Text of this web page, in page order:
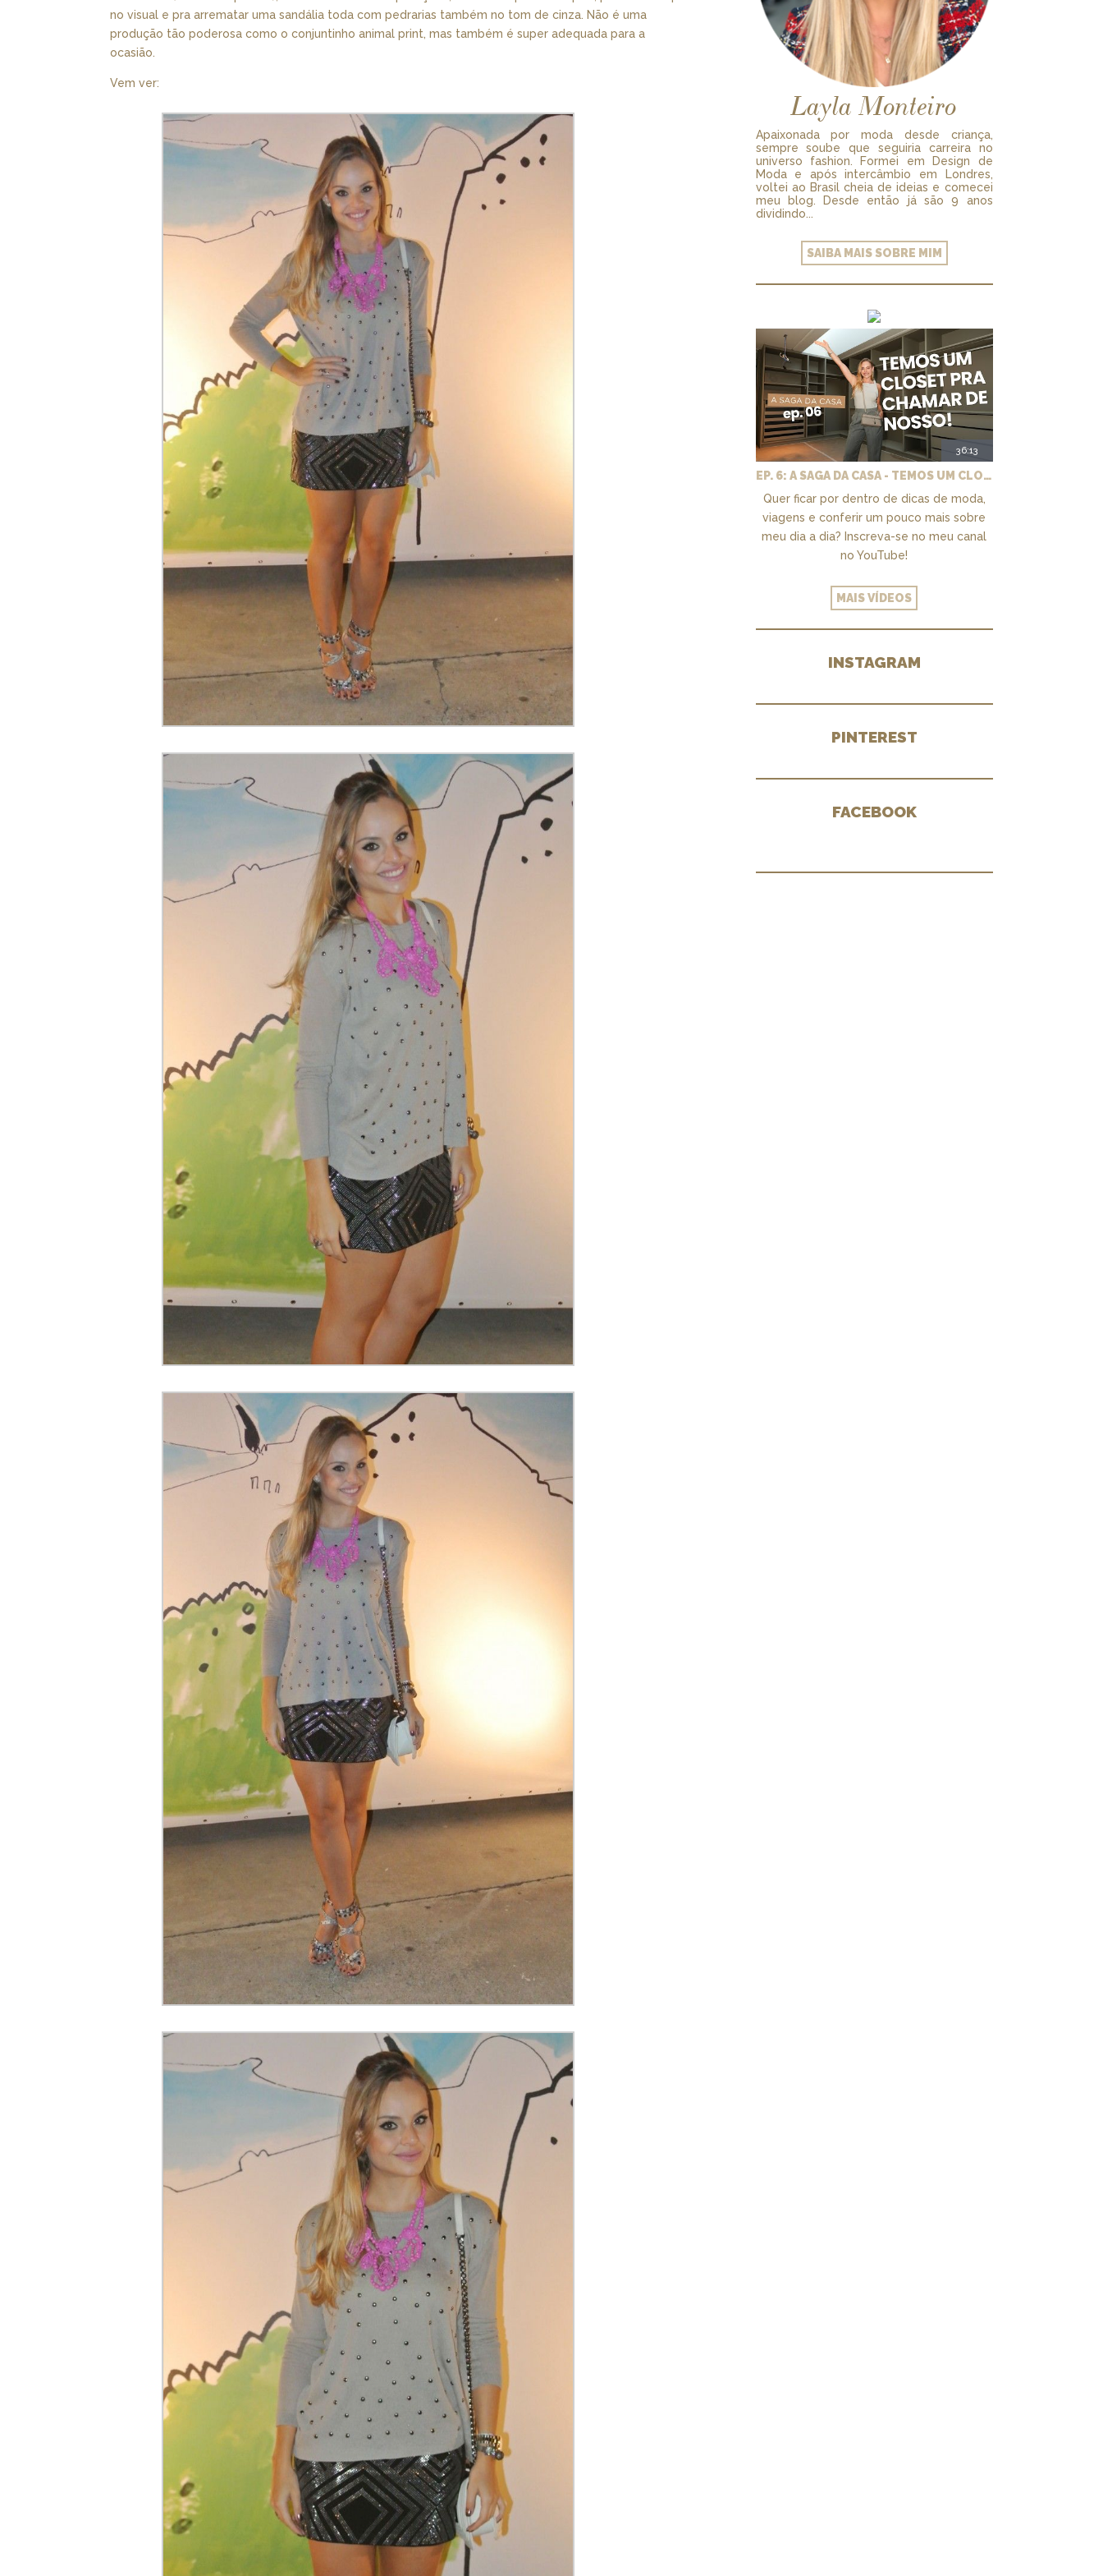
no visual e pra arrematar uma sandália toda com pedrarias também no tom de cinza. Não é uma
produção tão poderosa como o conjuntinho animal print, mas também é super adequada para a
ocasião.
Vem ver:
Layla Monteiro
Apaixonada por moda desde criança,
sempre soube que seguiria carreira no
universo fashion. Formei em Design de
Moda e após intercâmbio em Londres,
voltei ao Brasil cheia de ideias e comecei
meu blog. Desde então já são 9 anos
dividindo...
SAIBA MAIS SOBRE MIM
36:13
EP. 6: A SAGA DA CASA - TEMOS UM CLOSET PRA CHAMAR DE NOSSO + MARCENARIA E PAISAGISMO
Quer ficar por dentro de dicas de moda,
viagens e conferir um pouco mais sobre
meu dia a dia? Inscreva-se no meu canal
no YouTube!
MAIS VÍDEOS
INSTAGRAM
PINTEREST
FACEBOOK